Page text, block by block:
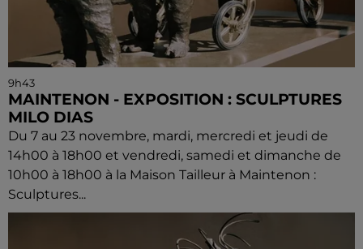
9h43
MAINTENON - EXPOSITION : SCULPTURES
MILO DIAS
Du 7 au 23 novembre, mardi, mercredi et jeudi de
14h00 à 18h00 et vendredi, samedi et dimanche de
10h00 à 18h00 à la Maison Tailleur à Maintenon :
Sculptures...